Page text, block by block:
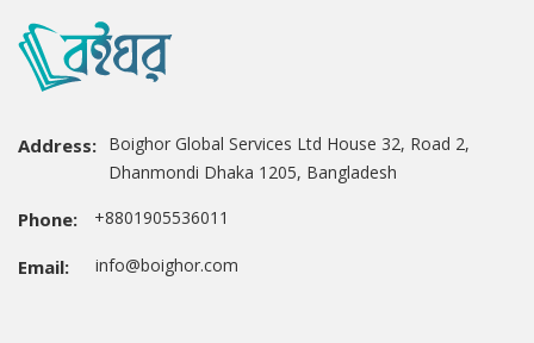
Address: Boighor Global Services Ltd House 32, Road 2,
Dhanmondi Dhaka 1205, Bangladesh
Phone: +8801905536011
Email: info@boighor.com